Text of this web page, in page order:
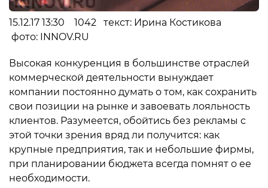
15.12.17 13:30 1042 текст: Ирина Костикова
фото: INNOV.RU
Высокая конкуренция в большинстве отраслей
коммерческой деятельности вынуждает
компании постоянно думать о том, как сохранить
свои позиции на рынке и завоевать лояльность
клиентов. Разумеется, обойтись без рекламы с
этой точки зрения вряд ли получится: как
крупные предприятия, так и небольшие фирмы,
при планировании бюджета всегда помнят о ее
необходимости.